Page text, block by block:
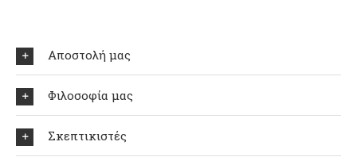
Αποστολή μας
Φιλοσοφία μας
Σκεπτικιστές